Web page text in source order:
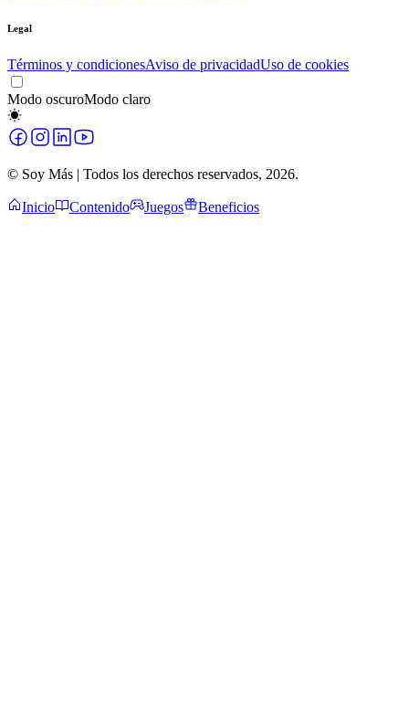
Legal
Términos y condicionesAviso de privacidadUso de cookies
Modo oscuroModo claro
© Soy Más | Todos los derechos reservados, 2026.
Inicio Contenido Juegos Beneficios